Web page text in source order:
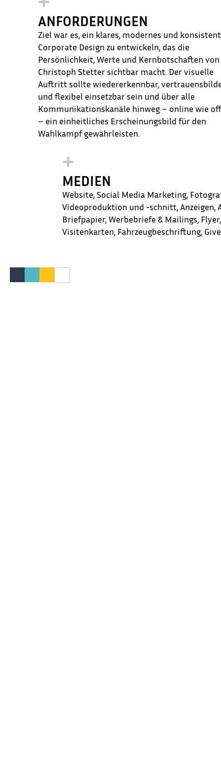
ANFORDERUNGEN
Ziel war es, ein klares, modernes und
Corporate Design zu entwickeln, das die
Persönlichkeit, Werte und Kernbotschaften von
Christoph Stetter sichtbar macht. Der visuelle
Auftritt sollte wiedererkennbar,
und flexibel einsetzbar sein und über alle
Kommunikationskanäle hinweg – online wie
– ein einheitliches Erscheinungsbild für den
Wahlkampf gewährleisten.
MEDIEN
Website, Social Media Marketing,
Videoproduktion und -schnitt, Anzeigen,
Briefpapier, Werbebriefe & Mailings, Flyer,
Visitenkarten, Fahrzeugbeschriftung,